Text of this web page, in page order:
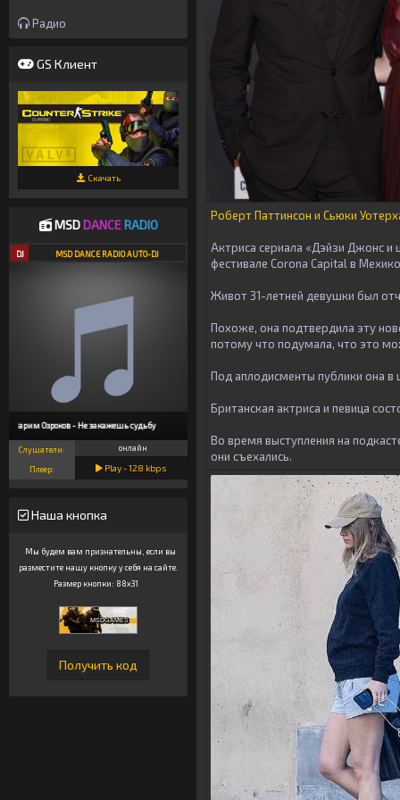
Радио
GS Клиент
Скачать
MSDDANCE RADIO
DJ MSD DANCE RADIO AUTO-DJ
Чарим Озроков - Не закажешь судьбу
Слушатели: онлайн
Плеер: Play -128 kbps
Наша кнопка
Мы будем вам признательны, если вы
разместите нашу кнопку у себя на сайте.
Размер кнопки: 88x31
Роберт Паттинсон и Сьюки
Актриса сериала «Дэйзи Джонс и
фестивале Corona Capital в
Живот 31-летней девушки был
Похоже, она подтвердила эту
потому что подумала, что это
Под аплодисменты публики она в
Британская актриса и певица
Во время выступления на
они съехались.